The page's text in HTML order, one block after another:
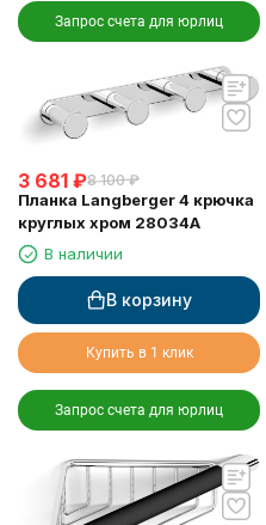
Запрос счета для юрлиц
3 681 ₽8 100 ₽
Планка Langberger 4 крючка
круглых хром 28034A
В наличии
В корзину
Купить в 1 клик
Запрос счета для юрлиц